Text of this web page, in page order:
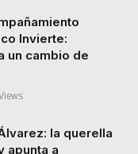
Invierte:
un cambio de
la querella
apunta a